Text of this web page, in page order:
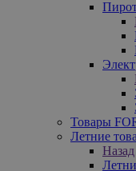
Товары
Летние
Назад